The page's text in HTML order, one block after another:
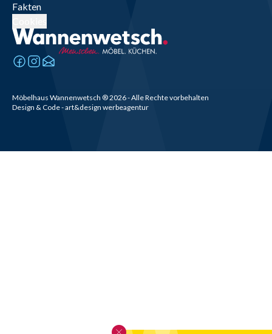
Fakten
Möbelhaus Wannenwetsch ®2026- Alle Rechte vorbehalten
Design & Code - art&design werbeagentur